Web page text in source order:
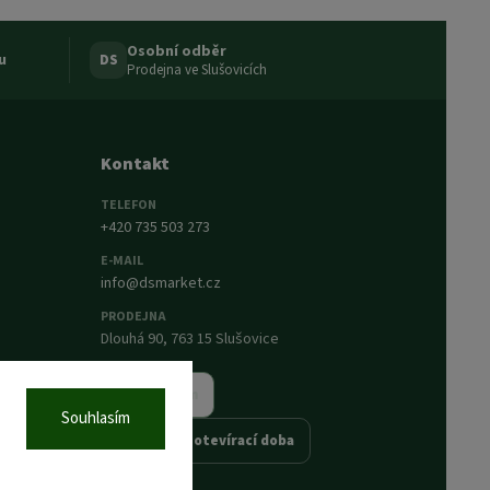
Souhlasím
DS Osobní odběr
Prodejna ve Slušovicích
Kontakt
TELEFON
+420 735 503 273
E-MAIL
info@dsmarket.cz
PRODEJNA
Dlouhá 90, 763 15 Slušovice
Napsat nám
Prodejna a otevírací doba